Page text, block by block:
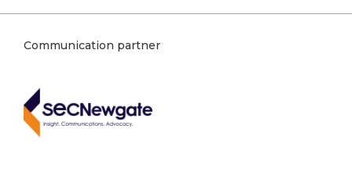
Communication partner